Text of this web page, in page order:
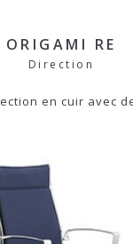
ORIGAMI RE
Direction
en cuir avec